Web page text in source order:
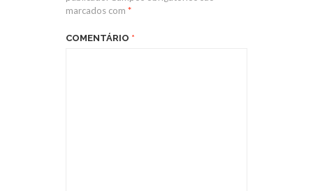
marcados com *
COMENTÁRIO *